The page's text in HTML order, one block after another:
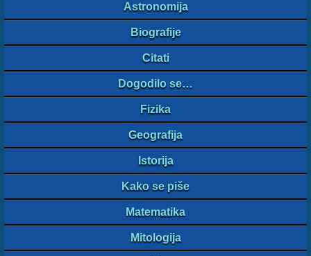
Astronomija
Biografije
Citati
Dogodilo se…
Fizika
Geografija
Istorija
Kako se piše
Matematika
Mitologija